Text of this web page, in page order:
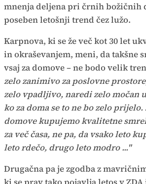
mnenja deljena pri črnih božičnih
poseben letošnji trend čez lužo.
Karpnova, ki se že več kot 30 let
in okraševanjem, meni, da takšne
vsaj za domove – ne bodo velik
zelo zanimivo za poslovne
zelo vpadljivo, naredi zelo močan
ko za doma se to ne bo zelo prijelo.
domove kupujemo kvalitetne
za več časa, ne pa, da vsako leto
leto rdečo, drugo leto modro ..."
Drugačna pa je zgodba z